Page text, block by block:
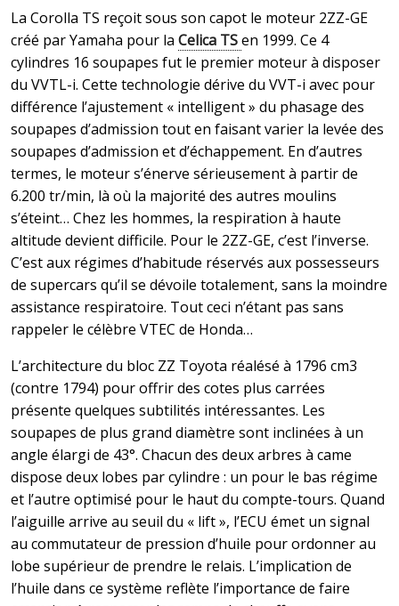
La Corolla TS reçoit sous son capot le moteur 2ZZ-GE
créé par Yamaha pour la Celica TSen 1999. Ce 4
cylindres 16 soupapes fut le premier moteur à disposer
du VVTL-i. Cette technologie dérive du VVT-i avec pour
différence l’ajustement « intelligent » du phasage des
soupapes d’admission tout en faisant varier la levée des
soupapes d’admission et d’échappement. En d’autres
termes, le moteur s’énerve sérieusement à partir de
6.200 tr/min, là où la majorité des autres moulins
s’éteint… Chez les hommes, la respiration à haute
altitude devient difficile. Pour le 2ZZ-GE, c’est l’inverse.
C’est aux régimes d’habitude réservés aux possesseurs
de supercars qu’il se dévoile totalement, sans la moindre
assistance respiratoire. Tout ceci n’étant pas sans
rappeler le célèbre VTEC de Honda…
L’architecture du bloc ZZ Toyota réalésé à 1796 cm3
(contre 1794) pour offrir des cotes plus carrées
présente quelques subtilités intéressantes. Les
soupapes de plus grand diamètre sont inclinées à un
angle élargi de 43°. Chacun des deux arbres à came
dispose deux lobes par cylindre : un pour le bas régime
et l’autre optimisé pour le haut du compte-tours. Quand
l’aiguille arrive au seuil du « lift », l’ECU émet un signal
au commutateur de pression d’huile pour ordonner au
lobe supérieur de prendre le relais. L’implication de
l’huile dans ce système reflète l’importance de faire